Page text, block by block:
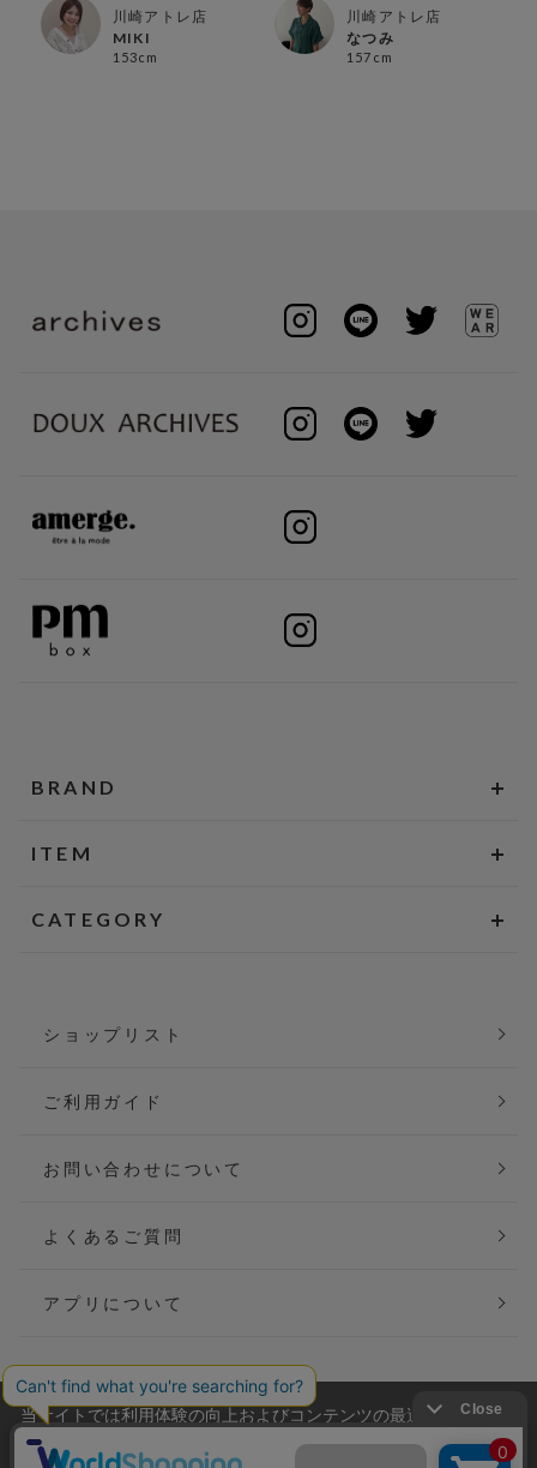
川崎アトレ店
MIKI
153cm
川崎アトレ店
なつみ
157cm
BRAND
ITEM
CATEGORY
ショップリスト
ご利用ガイド
お問い合わせについて
よくあるご質問
アプリについて
会社概要
当サイトでは利用体験の向上およびコンテンツの最適な提供、ト
ラフィックの分析を目的としてCookieを使用しています。